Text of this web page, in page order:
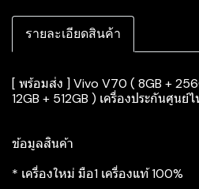
รายละเอียดสินค้า
[ พร้อมส่ง ] Vivo V70 ( 8GB +
12GB + 512GB ) เครื่องประกันศูนย์
ข้อมูลสินค้า
* เครื่องใหม่ มือ1 เครื่องแท้ 100%